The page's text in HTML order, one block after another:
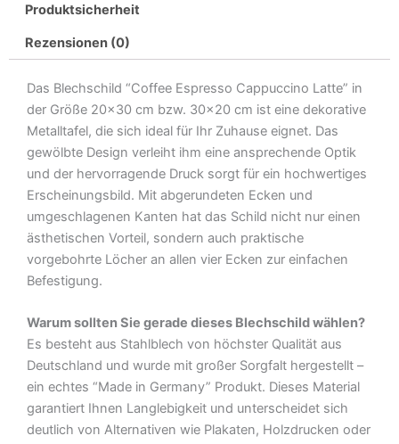
Cappuccino
Latte
Metall
Blechschild
Menge
Produktsicherheit
Rezensionen (0)
Das Blechschild “Coffee Espresso Cappuccino Latte” in
der Größe 20×30 cm bzw. 30×20 cm ist eine dekorative
Metalltafel, die sich ideal für Ihr Zuhause eignet. Das
gewölbte Design verleiht ihm eine ansprechende Optik
und der hervorragende Druck sorgt für ein hochwertiges
Erscheinungsbild. Mit abgerundeten Ecken und
umgeschlagenen Kanten hat das Schild nicht nur einen
ästhetischen Vorteil, sondern auch praktische
vorgebohrte Löcher an allen vier Ecken zur einfachen
Befestigung.
Warum sollten Sie gerade dieses Blechschild wählen?
Es besteht aus Stahlblech von höchster Qualität aus
Deutschland und wurde mit großer Sorgfalt hergestellt –
ein echtes “Made in Germany” Produkt. Dieses Material
garantiert Ihnen Langlebigkeit und unterscheidet sich
deutlich von Alternativen wie Plakaten, Holzdrucken oder